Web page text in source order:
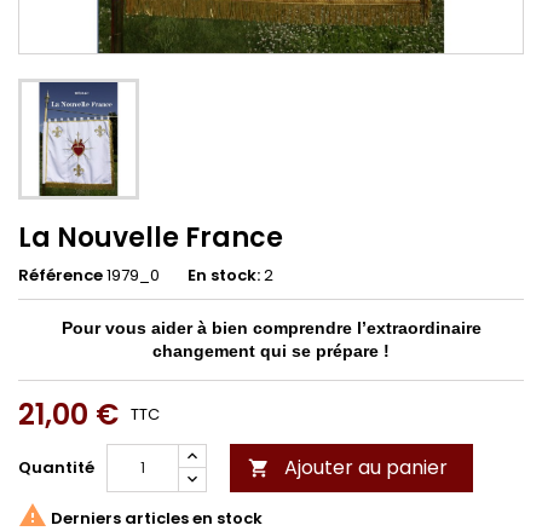
La Nouvelle France
Référence1979_0 En stock:2
Pour vous aider à bien compren­dre l’extraordinaire
changement qui se prépare !
21,00 € TTC
Quantité  Ajouter au panier
 Derniers articles en stock